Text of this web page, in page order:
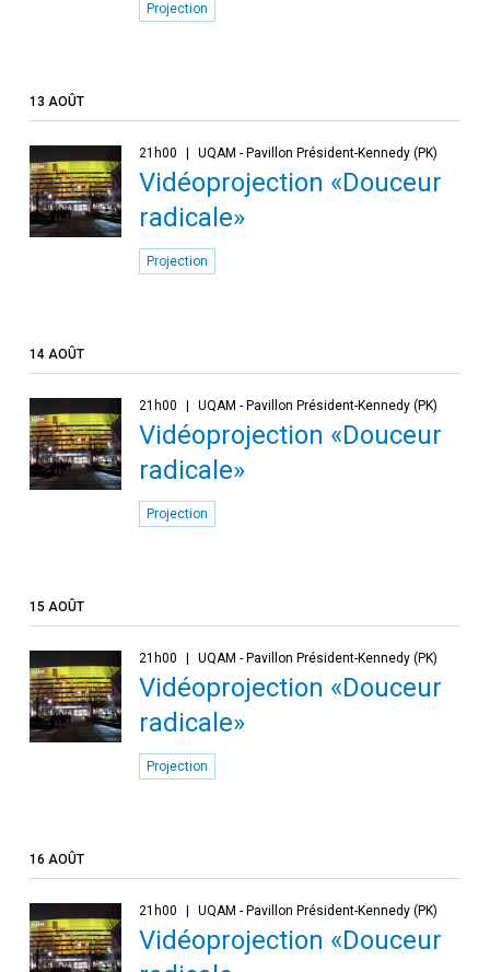
Projection
13 AOÛT
21h00 UQAM - Pavillon Président-Kennedy (PK)
Vidéoprojection «Douceur
radicale»
Projection
14 AOÛT
21h00 UQAM - Pavillon Président-Kennedy (PK)
Vidéoprojection «Douceur
radicale»
Projection
15 AOÛT
21h00 UQAM - Pavillon Président-Kennedy (PK)
Vidéoprojection «Douceur
radicale»
Projection
16 AOÛT
21h00 UQAM - Pavillon Président-Kennedy (PK)
Vidéoprojection «Douceur